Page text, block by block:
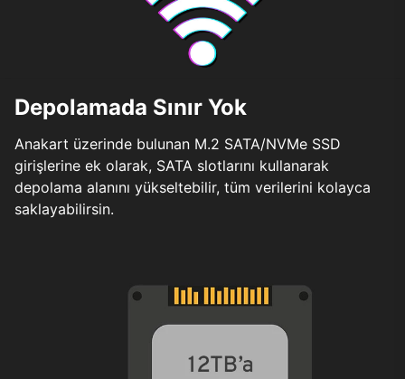
Depolamada Sınır Yok
Anakart üzerinde bulunan M.2 SATA/NVMe SSD
girişlerine ek olarak, SATA slotlarını kullanarak
depolama alanını yükseltebilir, tüm verilerini kolayca
saklayabilirsin.